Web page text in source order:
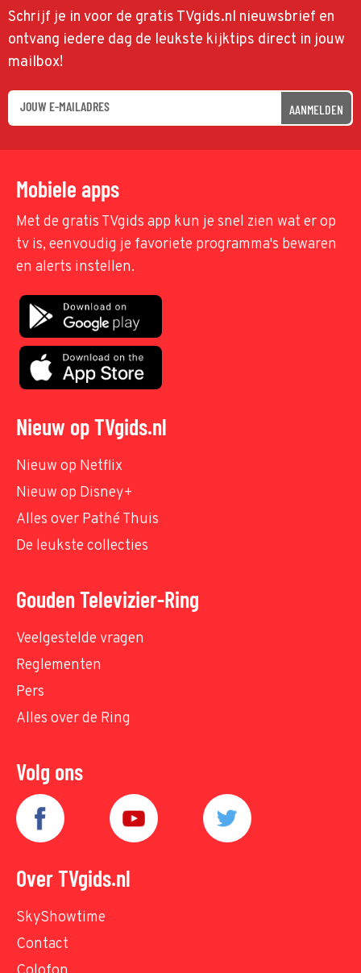
Schrijf je in voor de gratis TVgids.nl nieuwsbrief en
ontvang iedere dag de leukste kijktips direct in jouw
mailbox!
AANMELDEN
Mobiele apps
Met de gratis TVgids app kun je snel zien wat er op
tv is, eenvoudig je favoriete programma's bewaren
en alerts instellen.
Nieuw op TVgids.nl
Nieuw op Netflix
Nieuw op Disney+
Alles over Pathé Thuis
De leukste collecties
Gouden Televizier-Ring
Veelgestelde vragen
Reglementen
Pers
Alles over de Ring
Volg ons
Over TVgids.nl
SkyShowtime
Contact